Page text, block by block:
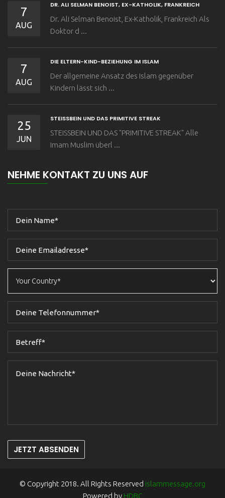
7
AUG
DR. ALI SELMAN BENOIST, EX-KATHOLIK, FRANKREICH
Dr. Ali Selman Benoist, Ex-Katholik, Frankreich Als
Doktor d ...
7
AUG
DIE ELTERN-KIND-BEZIEHUNG IM ISLAM
Der allgemeine Ansatz des Islam gegenüber
Kindern lässt sich ...
25
JUN
STEISSBEIN UND DAS PRIMITIVE STREAK
STEISSBEIN UND DAS "PRIMITIVE STREAK" Alle
Imam Muslim überl ...
NEHME KONTAKT ZU UNS AUF
JETZT ABSENDEN
© Copyright 2018. All Rights Reserved islammessage.org
Powered by HDBC